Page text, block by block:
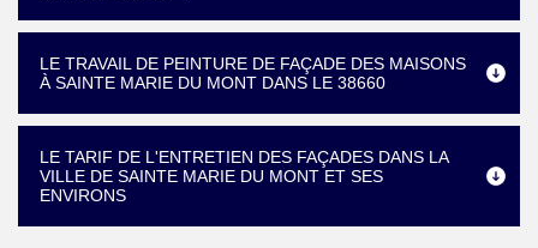
LE TRAVAIL DE PEINTURE DE FAÇADE DES MAISONS
À SAINTE MARIE DU MONT DANS LE 38660
LE TARIF DE L'ENTRETIEN DES FAÇADES DANS LA
VILLE DE SAINTE MARIE DU MONT ET SES
ENVIRONS